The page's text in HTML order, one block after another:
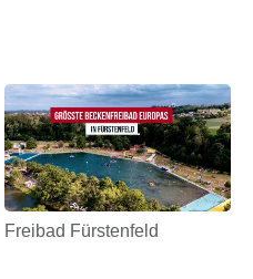
Freibad Fürstenfeld